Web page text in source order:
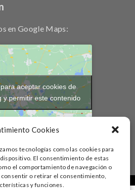
Cookies
tecnologías como las cookies para
El consentimiento de estas
el comportamiento de navegación o
o retirar el consentimiento,
y funciones.
en Google Maps:
aceptar cookies de
y permitir este contenido